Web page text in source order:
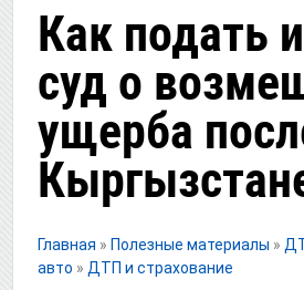
Как подать
суд о
ущерба
Главная » Полезные материалы »
авто » ДТП и страхование